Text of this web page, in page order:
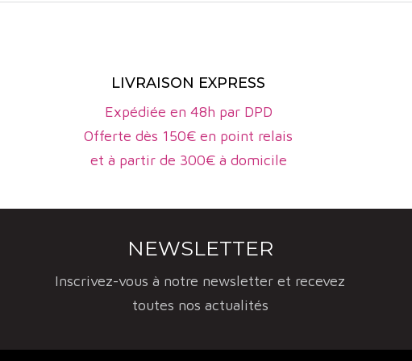
LIVRAISON EXPRESS
Expédiée en 48h par DPD
Offerte dès 150€ en point relais
et à partir de 300€ à domicile
NEWSLETTER
Inscrivez-vous à notre newsletter et recevez
toutes nos actualités